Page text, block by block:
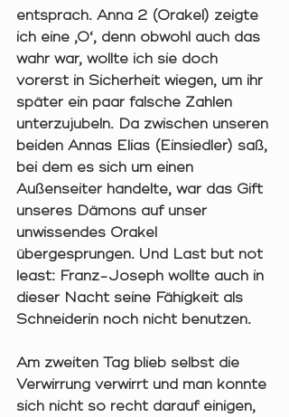
entsprach. Anna 2 (Orakel) zeigte
ich eine ‚0‘, denn obwohl auch das
wahr war, wollte ich sie doch
vorerst in Sicherheit wiegen, um ihr
später ein paar falsche Zahlen
unterzujubeln. Da zwischen unseren
beiden Annas Elias (Einsiedler) saß,
bei dem es sich um einen
Außenseiter handelte, war das Gift
unseres Dämons auf unser
unwissendes Orakel
übergesprungen. Und Last but not
least: Franz-Joseph wollte auch in
dieser Nacht seine Fähigkeit als
Schneiderin noch nicht benutzen.
Am zweiten Tag blieb selbst die
Verwirrung verwirrt und man konnte
sich nicht so recht darauf einigen,